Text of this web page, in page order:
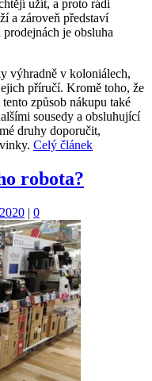
užít, a proto rádi
a zároveň představí
je obsluha
výhradně v koloniálech,
příručí. Kromě toho, že
způsob nákupu také
sousedy a obsluhující
druhy doporučit,
Celý článek
robota?
| 0